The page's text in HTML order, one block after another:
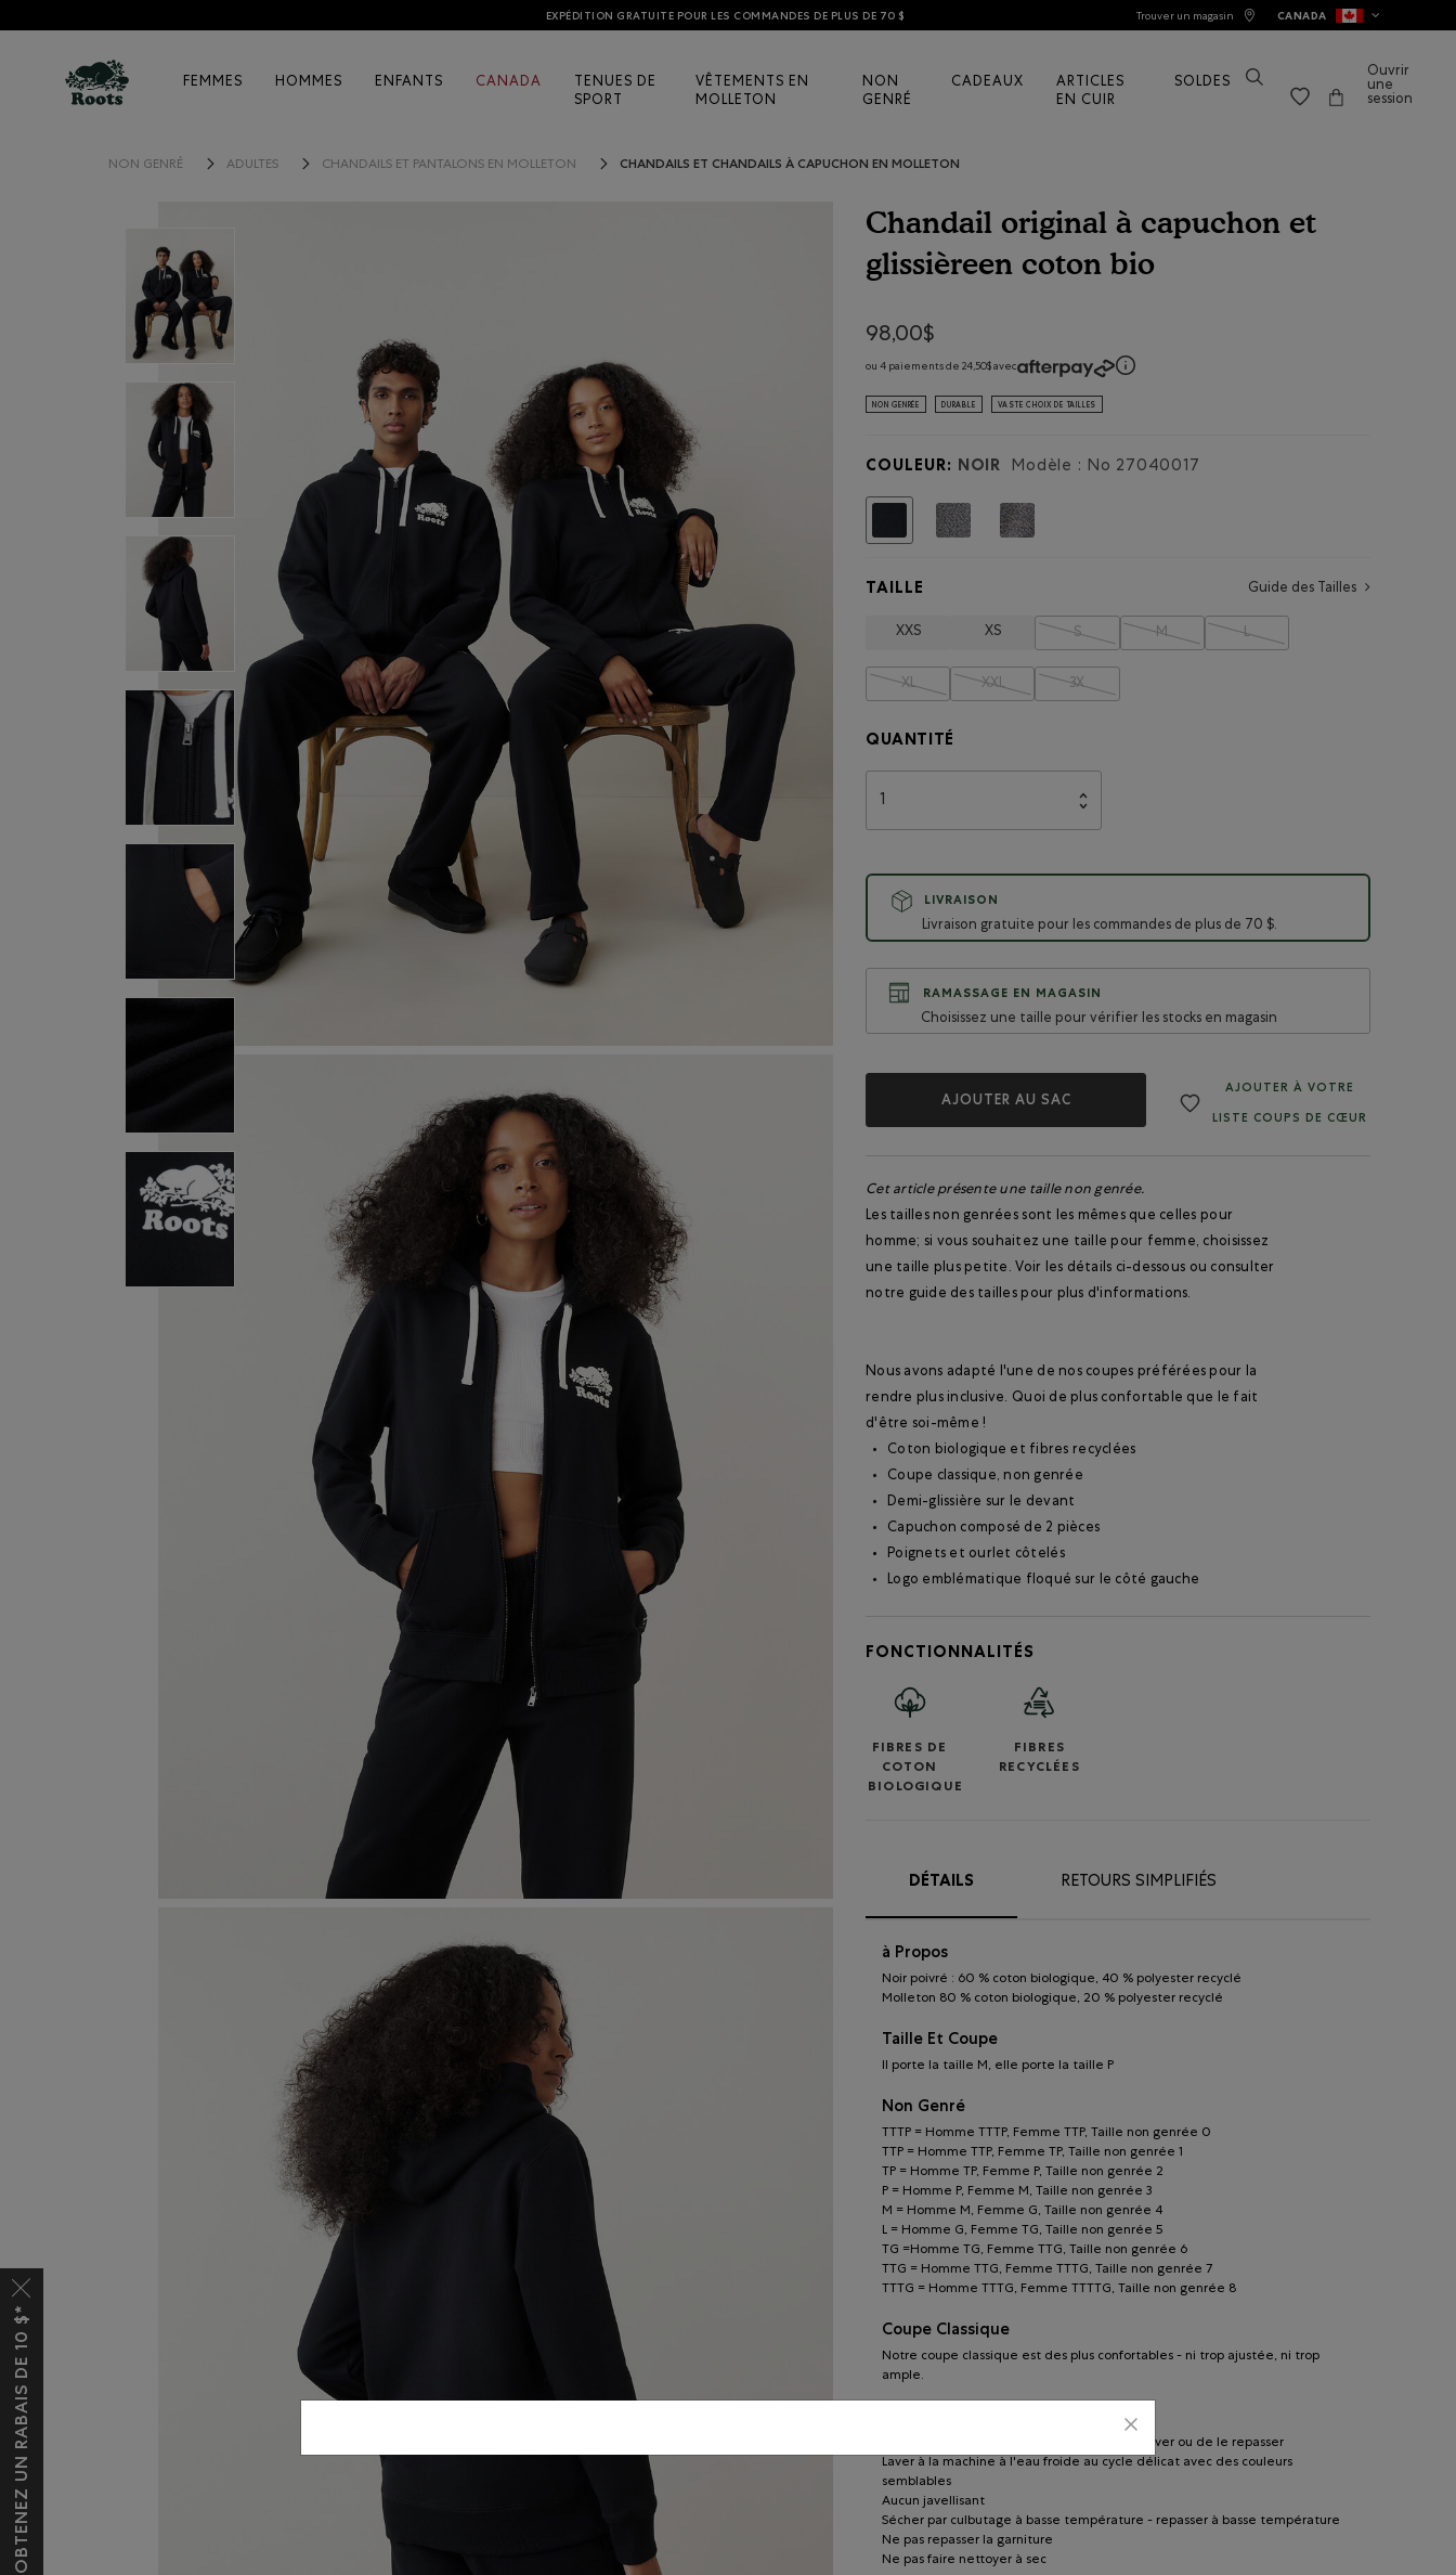
EXPÉDITION GRATUITE POUR LES COMMANDES DE PLUS DE 70 $ Trouver un magasin CANADA
FEMMES HOMMES ENFANTS CANADA
TENUES DE
SPORT
VÊTEMENTS EN
MOLLETON
NON
GENRÉ
CADEAUX
ARTICLES
EN CUIR
SOLDES
Ouvrir
une
session
NON GENRÉ ADULTES CHANDAILS ET PANTALONS EN MOLLETON CHANDAILS ET CHANDAILS À CAPUCHON EN MOLLETON
Chandail original à capuchon et
glissièreen coton bio
98,00$
ou 4 paiements de 24,50$ avec
NON GENRÉE DURABLE VASTE CHOIX DE TAILLES
COULEUR: NOIR Modèle : No 27040017
Choisir
TAILLE Guide des Tailles
XXS XS S M L
XL XXL 3X
QUANTITÉ
LIVRAISON
Livraison gratuite pour les commandes de plus de 70 $.
RAMASSAGE EN MAGASIN
Choisissez une taille pour vérifier les stocks en magasin
AJOUTER AU SAC
AJOUTER À VOTRE
LISTE COUPS DE CŒUR
Cet article présente une taille non genrée.
Les tailles non genrées sont les mêmes que celles pour
homme; si vous souhaitez une taille pour femme, choisissez
une taille plus petite. Voir les détails ci-dessous ou consulter
notre guide des tailles pour plus d'informations.
Nous avons adapté l'une de nos coupes préférées pour la
rendre plus inclusive. Quoi de plus confortable que le fait
d'être soi-même !
Coton biologique et fibres recyclées
Coupe classique, non genrée
Demi-glissière sur le devant
Capuchon composé de 2 pièces
Poignets et ourlet côtelés
Logo emblématique floqué sur le côté gauche
FONCTIONNALITÉS
FIBRES DE
COTON
BIOLOGIQUE
FIBRES
RECYCLÉES
DÉTAILS RETOURS SIMPLIFIÉS
à Propos
Noir poivré : 60 % coton biologique, 40 % polyester recyclé
Molleton 80 % coton biologique, 20 % polyester recyclé
Taille Et Coupe
Il porte la taille M, elle porte la taille P
Non Genré
TTTP = Homme TTTP, Femme TTP, Taille non genrée 0
TTP = Homme TTP, Femme TP, Taille non genrée 1
TP = Homme TP, Femme P, Taille non genrée 2
P = Homme P, Femme M, Taille non genrée 3
M = Homme M, Femme G, Taille non genrée 4
L = Homme G, Femme TG, Taille non genrée 5
TG =Homme TG, Femme TTG, Taille non genrée 6
TTG = Homme TTG, Femme TTTG, Taille non genrée 7
TTTG = Homme TTTG, Femme TTTTG, Taille non genrée 8
Coupe Classique
Notre coupe classique est des plus confortables - ni trop ajustée, ni trop
ample.
Mettre le vêtement à l'envers avant de le laver ou de le repasser
Laver à la machine à l'eau froide au cycle délicat avec des couleurs
semblables
Aucun javellisant
Sécher par culbutage à basse température - repasser à basse température
Ne pas repasser la garniture
Ne pas faire nettoyer à sec
OBTENEZ UN RABAIS DE 10 $*